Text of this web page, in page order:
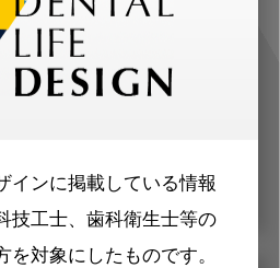
インに掲載している情報
技工士、歯科衛生士等の
を対象にしたものです。
工士）に合わせた内
ンをお届けします。